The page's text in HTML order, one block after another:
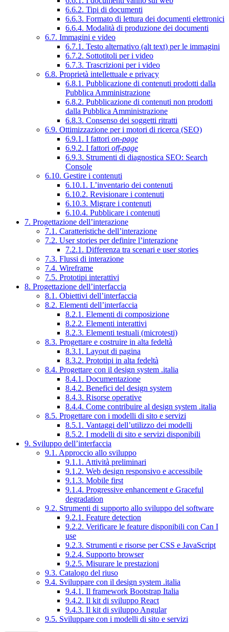
6.6.2. Tipi di documenti
6.6.3. Formato di lettura dei documenti elettronici
6.6.4. Modalità di produzione dei documenti
6.7. Immagini e video
6.7.1. Testo alternativo (alt text) per le immagini
6.7.2. Sottotitoli per i video
6.7.3. Trascrizioni per i video
6.8. Proprietà intellettuale e privacy
6.8.1. Pubblicazione di contenuti prodotti dalla
Pubblica Amministrazione
6.8.2. Pubblicazione di contenuti non prodotti
dalla Pubblica Amministrazione
6.8.3. Consenso dei soggetti ritratti
6.9. Ottimizzazione per i motori di ricerca (SEO)
6.9.1. I fattori on-page
6.9.2. I fattori off-page
6.9.3. Strumenti di diagnostica SEO: Search
Console
6.10. Gestire i contenuti
6.10.1. L’inventario dei contenuti
6.10.2. Revisionare i contenuti
6.10.3. Migrare i contenuti
6.10.4. Pubblicare i contenuti
7. Progettazione dell’interazione
7.1. Caratteristiche dell’interazione
7.2. User stories per definire l’interazione
7.2.1. Differenza tra scenari e user stories
7.3. Flussi di interazione
7.4. Wireframe
7.5. Prototipi interattivi
8. Progettazione dell’interfaccia
8.1. Obiettivi dell’interfaccia
8.2. Elementi dell’interfaccia
8.2.1. Elementi di composizione
8.2.2. Elementi interattivi
8.2.3. Elementi testuali (microtesti)
8.3. Progettare e costruire in alta fedeltà
8.3.1. Layout di pagina
8.3.2. Prototipi in alta fedeltà
8.4. Progettare con il design system .italia
8.4.1. Documentazione
8.4.2. Benefici del design system
8.4.3. Risorse operative
8.4.4. Come contribuire al design system .italia
8.5. Progettare con i modelli di sito e servizi
8.5.1. Vantaggi dell’utilizzo dei modelli
8.5.2. I modelli di sito e servizi disponibili
9. Sviluppo dell’interfaccia
9.1. Approccio allo sviluppo
9.1.1. Attività preliminari
9.1.2. Web design responsivo e accessibile
9.1.3. Mobile first
9.1.4. Progressive enhancement e Graceful
degradation
9.2. Strumenti di supporto allo sviluppo del software
9.2.1. Feature detection
9.2.2. Verificare le feature disponibili con Can I
use
9.2.3. Strumenti e risorse per CSS e JavaScript
9.2.4. Supporto browser
9.2.5. Misurare le prestazioni
9.3. Catalogo del riuso
9.4. Sviluppare con il design system .italia
9.4.1. Il framework Bootstrap Italia
9.4.2. Il kit di sviluppo React
9.4.3. Il kit di sviluppo Angular
9.5. Sviluppare con i modelli di sito e servizi